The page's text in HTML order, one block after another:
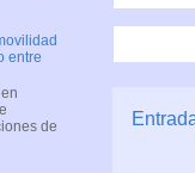
entre
de